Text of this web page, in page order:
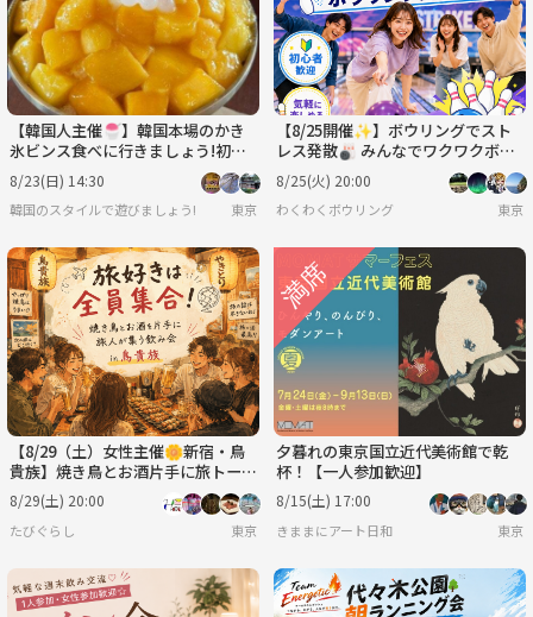
【韓国人主催🍧】韓国本場のかき
氷ビンス食べに行きましょう!初参
加・グルメ仲間歓迎✨
8/23(日) 14:30
韓国のスタイルで遊びましょう! 東京
【8/25開催✨】ボウリングでスト
レス発散🎳 みんなでワクワクボウ
リング交流会⭐️
8/25(火) 20:00
わくわくボウリング 東京
【8/29（土）女性主催🌼新宿・鳥
貴族】焼き鳥とお酒片手に旅トーク
しましょ✈️旅人飲み会🍺🏮
8/29(土) 20:00
たびぐらし 東京
夕暮れの東京国立近代美術館で乾
杯！【一人参加歓迎】
8/15(土) 17:00
きままにアート日和 東京